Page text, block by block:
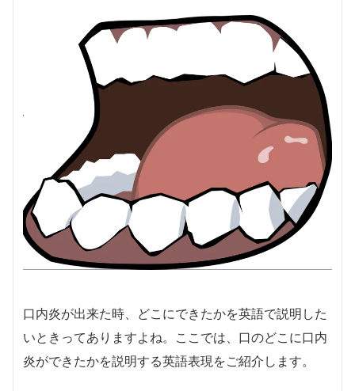
口内炎が出来た時、どこにできたかを英語で説明した
いときってありますよね。ここでは、口のどこに口内
炎ができたかを説明する英語表現をご紹介します。